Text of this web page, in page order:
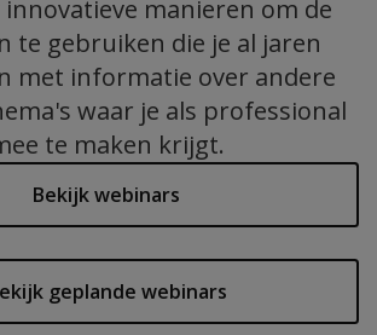
manieren om de
te gebruiken die je al jaren
met informatie over andere
waar je als professional
te maken krijgt.
Bekijk webinars
geplande webinars